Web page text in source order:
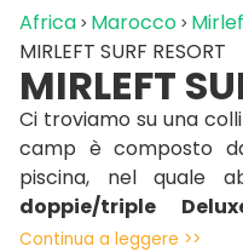
Africa Marocco
MIRLEFT SURF RESORT
MIRLEFT
Ci troviamo su una
camp è composto
piscina, nel quale
doppie/triple
siacamere doppie/
Continua a leggere >>